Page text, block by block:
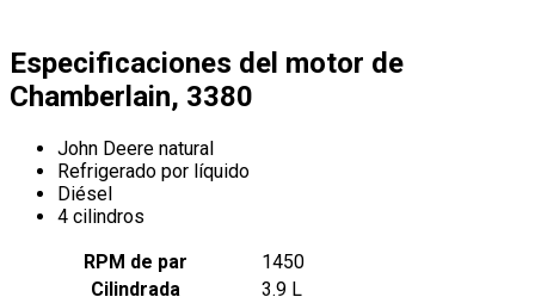
Especificaciones del motor de
Chamberlain, 3380
John Deere natural
Refrigerado por líquido
Diésel
4 cilindros
RPM de par
1450
Cilindrada
3.9 L